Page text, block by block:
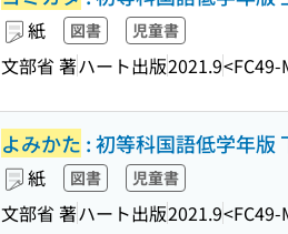
紙 図書 児童書
文部省 著ハート出版2021.9<FC49-
よみかた : 初等科国語低学年版
紙 図書 児童書
文部省 著ハート出版2021.9<FC49-